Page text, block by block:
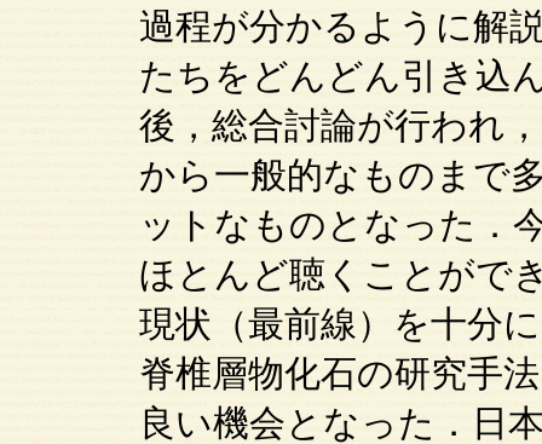
過程が分かるように解
たちをどんどん引き込
後，総合討論が行われ
から一般的なものまで
ットなものとなった．
ほとんど聴くことがで
現状（最前線）を十分
脊椎層物化石の研究手
良い機会となった．日